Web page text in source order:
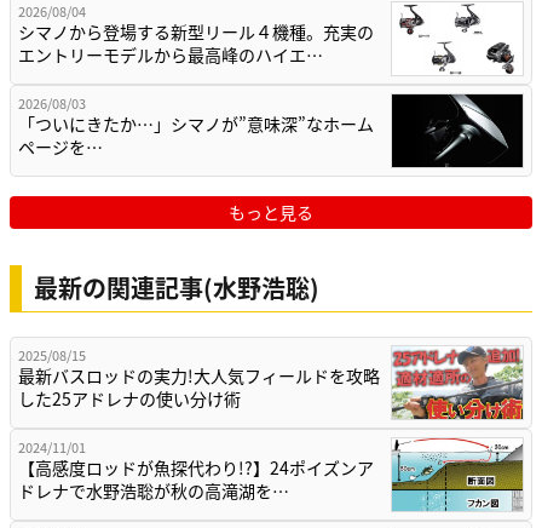
2026/08/04
シマノから登場する新型リール４機種。充実の
エントリーモデルから最高峰のハイエ…
2026/08/03
「ついにきたか…」シマノが”意味深”なホーム
ページを…
もっと見る
最新の関連記事(水野浩聡)
2025/08/15
最新バスロッドの実力!大人気フィールドを攻略
した25アドレナの使い分け術
2024/11/01
【高感度ロッドが魚探代わり!?】24ポイズンア
ドレナで水野浩聡が秋の高滝湖を…